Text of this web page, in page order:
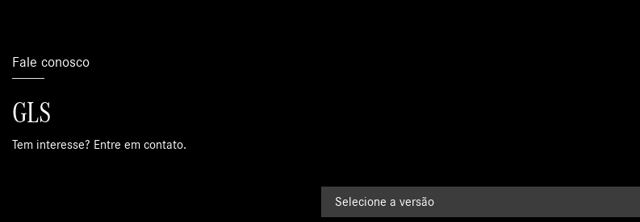
Fale conosco
GLS
Tem interesse? Entre em contato.